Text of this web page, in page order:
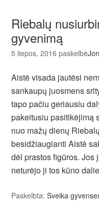
Riebalų
gyvenimą
5 liepos, 2016 paskelbė
Aistė visada jautėsi
sankaupų juosmens
tapo pačiu geriausiu
pakeitusiu pasitikėjimą
nuo mažų dienų
besidžiaugianti Aistė
dėl prastos figūros. Jos
neturėjo ji tos kūno
Paskelbta:Sveika